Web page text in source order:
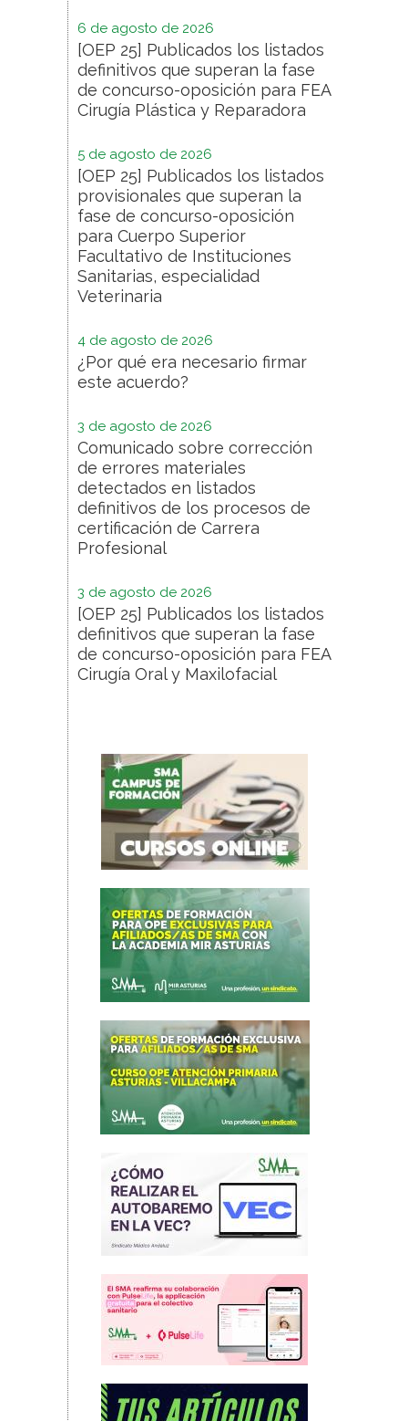
6 de agosto de 2026
[OEP 25] Publicados los listados
definitivos que superan la fase
de concurso-oposición para FEA
Cirugía Plástica y Reparadora
5 de agosto de 2026
[OEP 25] Publicados los listados
provisionales que superan la
fase de concurso-oposición
para Cuerpo Superior
Facultativo de Instituciones
Sanitarias, especialidad
Veterinaria
4 de agosto de 2026
¿Por qué era necesario firmar
este acuerdo?
3 de agosto de 2026
Comunicado sobre corrección
de errores materiales
detectados en listados
definitivos de los procesos de
certificación de Carrera
Profesional
3 de agosto de 2026
[OEP 25] Publicados los listados
definitivos que superan la fase
de concurso-oposición para FEA
Cirugía Oral y Maxilofacial